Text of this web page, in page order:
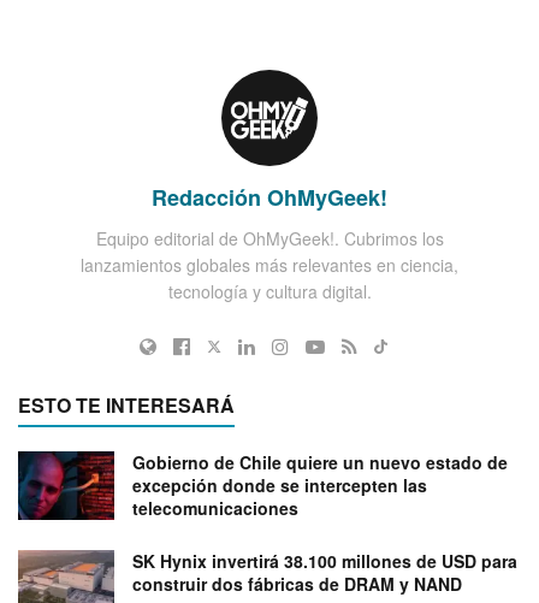
Redacción OhMyGeek!
Equipo editorial de OhMyGeek!. Cubrimos los
lanzamientos globales más relevantes en ciencia,
tecnología y cultura digital.
ESTO TE INTERESARÁ
Gobierno de Chile quiere un nuevo estado de
excepción donde se intercepten las
telecomunicaciones
SK Hynix invertirá 38.100 millones de USD para
construir dos fábricas de DRAM y NAND